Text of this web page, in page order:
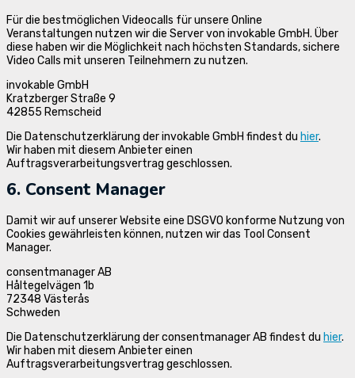
Für die bestmöglichen Videocalls für unsere Online
Veranstaltungen nutzen wir die Server von invokable GmbH. Über
diese haben wir die Möglichkeit nach höchsten Standards, sichere
Video Calls mit unseren Teilnehmern zu nutzen.
invokable GmbH
Kratzberger Straße 9
42855 Remscheid
Die Datenschutzerklärung der invokable GmbH findest du hier.
Wir haben mit diesem Anbieter einen
Auftragsverarbeitungsvertrag geschlossen.
6. Consent Manager
Damit wir auf unserer Website eine DSGVO konforme Nutzung von
Cookies gewährleisten können, nutzen wir das Tool Consent
Manager.
consentmanager AB
Håltegelvägen 1b
72348 Västerås
Schweden
Die Datenschutzerklärung der consentmanager AB findest du hier.
Wir haben mit diesem Anbieter einen
Auftragsverarbeitungsvertrag geschlossen.